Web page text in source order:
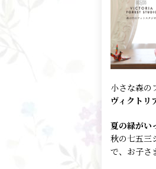
小さな森の
ヴィクト
夏の緑がい
秋の七五三
で、お子さ